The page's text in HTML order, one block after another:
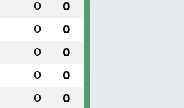
0 0
0 0
0 0
0 0
0 0